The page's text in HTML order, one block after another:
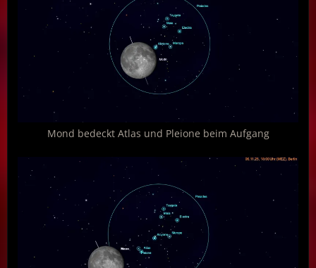
Mond bedeckt Atlas und Pleione beim Aufgang